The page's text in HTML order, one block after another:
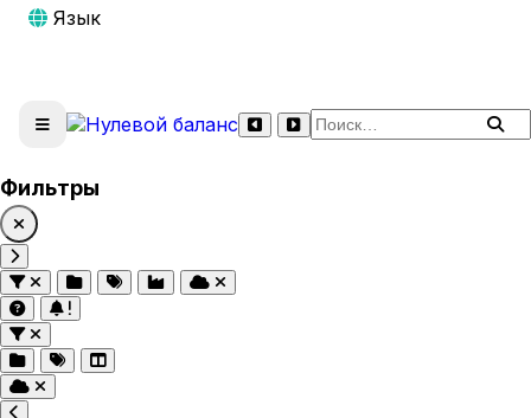
Язык
Поиск по сайту
Фильтры